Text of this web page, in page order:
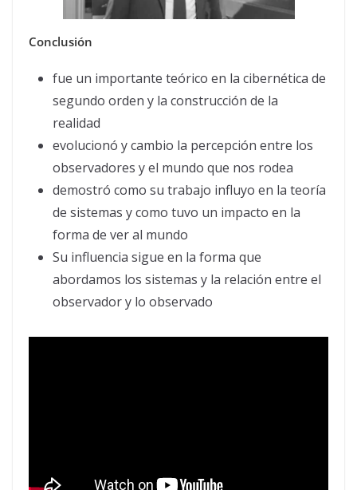
Conclusión
fue un importante teórico en la cibernética de
segundo orden y la construcción de la
realidad
evolucionó y cambio la percepción entre los
observadores y el mundo que nos rodea
demostró como su trabajo influyo en la teoría
de sistemas y como tuvo un impacto en la
forma de ver al mundo
Su influencia sigue en la forma que
abordamos los sistemas y la relación entre el
observador y lo observado